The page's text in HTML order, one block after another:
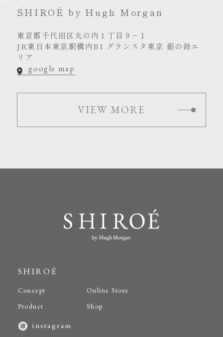
SHIROÉ by Hugh Morgan
東京都千代田区丸の内１丁目９−１
JR東日本東京駅構内B1 グランスタ東京 銀の鈴エ
リア
google map
VIEW MORE
SHIROÉ
Concept
Product
Online Store
Shop
instagram